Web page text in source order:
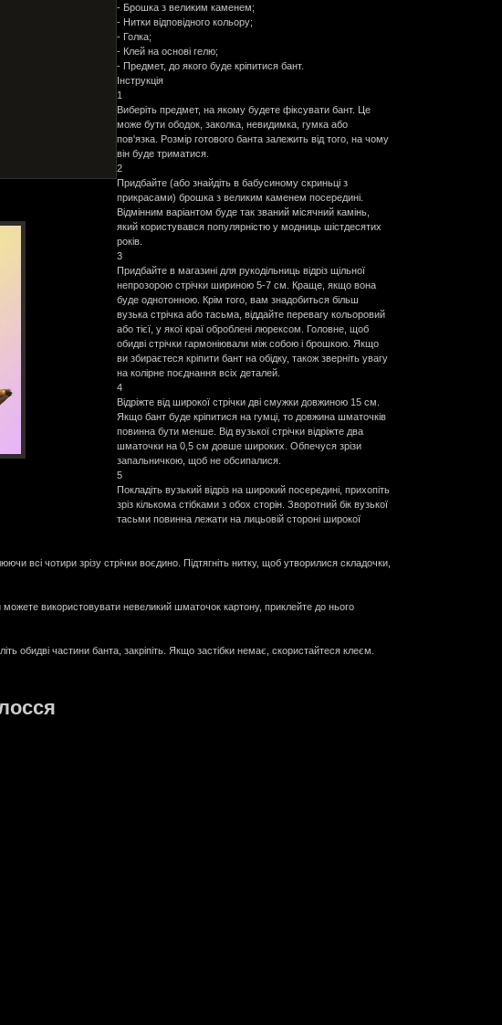
- Брошка з великим каменем;
- Нитки відповідного кольору;
- Голка;
- Клей на основі гелю;
- Предмет, до якого буде кріпитися бант.
Інструкція
1
Виберіть предмет, на якому будете фіксувати бант. Це
може бути ободок, заколка, невидимка, гумка або
пов'язка. Розмір готового банта залежить від того, на чому
він буде триматися.
2
Придбайте (або знайдіть в бабусиному скриньці з
прикрасами) брошка з великим каменем посередині.
Відмінним варіантом буде так званий місячний камінь,
який користувався популярністю у модниць шістдесятих
років.
3
Придбайте в магазині для рукодільниць відріз щільної
непрозорою стрічки шириною 5-7 см. Краще, якщо вона
буде однотонною. Крім того, вам знадобиться більш
вузька стрічка або тасьма, віддайте перевагу кольоровий
або тієї, у якої краї оброблені люрексом. Головне, щоб
обидві стрічки гармоніювали між собою і брошкою. Якщо
ви збираєтеся кріпити бант на обідку, також зверніть увагу
на колірне поєднання всіх деталей.
4
Відріжте від широкої стрічки дві смужки довжиною 15 см.
Якщо бант буде кріпитися на гумці, то довжина шматочків
повинна бути менше. Від вузької стрічки відріжте два
шматочки на 0,5 см довше широких. Обпечуся зрізи
запальничкою, щоб не обсипалися.
5
Покладіть вузький відріз на широкий посередині, прихопіть
зріз кількома стібками з обох сторін. Зворотний бік вузької
тасьми повинна лежати на лицьовій стороні широкої
всі чотири зрізу стрічки воєдино. Підтягніть нитку, щоб утворилися складочки,
використовувати невеликий шматочок картону, приклейте до нього
обидві частини банта, закріпіть. Якщо застібки немає, скористайтеся клеєм.